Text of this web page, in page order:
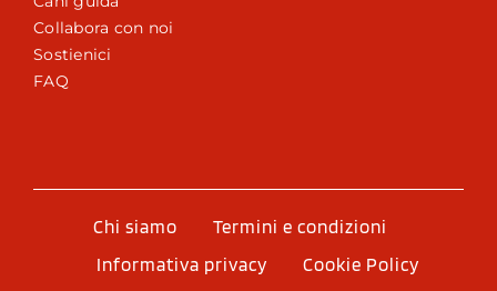
Collabora con noi
Sostienici
FAQ
Chi siamo
Termini e condizioni
Informativa privacy
Cookie Policy